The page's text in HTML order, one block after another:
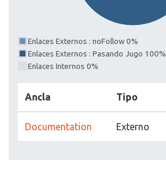
Enlaces Externos : noFollow 0%
Enlaces Externos : Pasando Jugo 100%
Enlaces Internos 0%
Ancla Tipo
Documentation Externo